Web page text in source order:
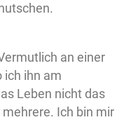
an einer
ich ihn am
Leben nicht das
Ich bin mir